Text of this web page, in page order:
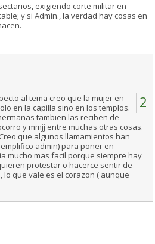
exigiendo corte militar en
y si Admin., la verdad hay cosas en
2
al tema creo que la mujer en
en la capilla sino en los templos.
tambien las reciben de
y mmjj entre muchas otras cosas.
que algunos llamamientos han
admin) para poner en
mucho mas facil porque siempre hay
protestar o hacerce sentir de
lo que vale es el corazon ( aunque